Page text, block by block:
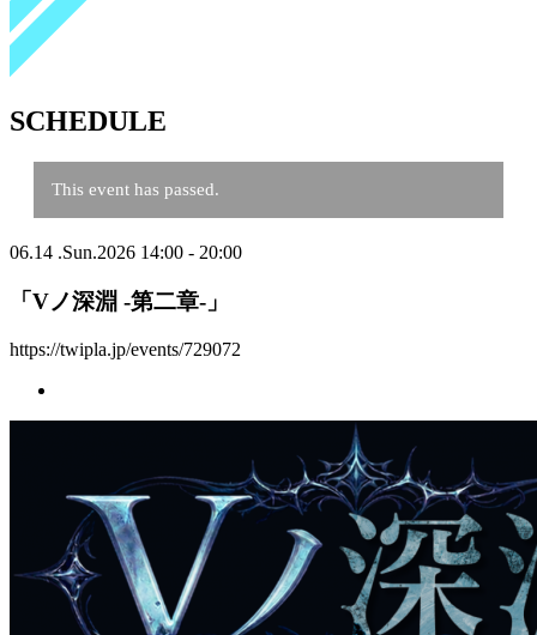
SCHEDULE
This event has passed.
06.14 .Sun.2026 14:00 - 20:00
「Vノ深淵 -第二章-」
https://twipla.jp/events/729072